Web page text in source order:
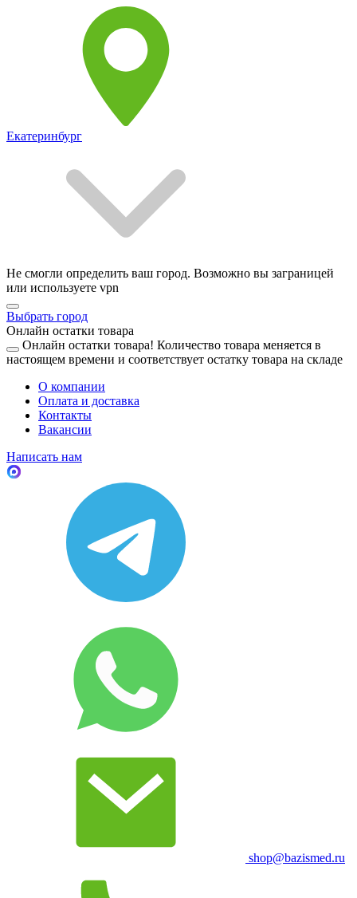
Екатеринбург
Не смогли определить ваш город. Возможно вы заграницей
или используете vpn
Выбрать город
Онлайн остатки товара
Онлайн остатки товара! Количество товара меняется в
настоящем времени и соответствует остатку товара на складе
О компании
Оплата и доставка
Контакты
Вакансии
Написать нам
shop@bazismed.ru